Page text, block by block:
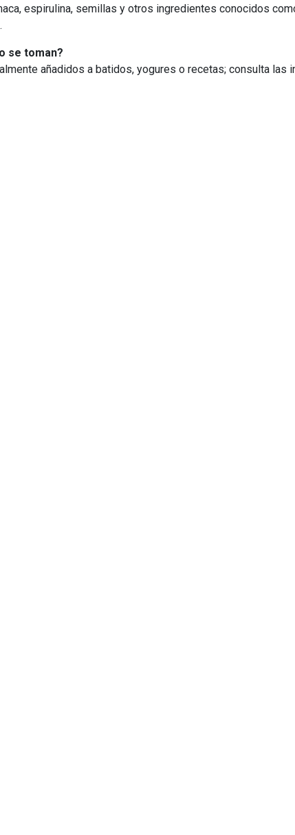
espirulina, semillas y otros ingredientes conocidos
se toman?
añadidos a batidos, yogures o recetas; consulta las